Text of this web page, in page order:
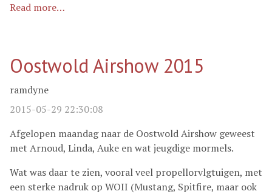
Read more…
Oostwold Airshow 2015
ramdyne
2015-05-29 22:30:08
Afgelopen maandag naar de Oostwold Airshow geweest
met Arnoud, Linda, Auke en wat jeugdige mormels.
Wat was daar te zien, vooral veel propellorvlgtuigen, met
een sterke nadruk op WOII (Mustang, Spitfire, maar ook